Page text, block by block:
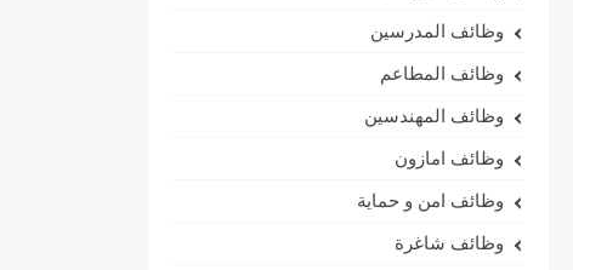
وظائف المدرسين
وظائف المطاعم
وظائف المهندسين
وظائف امازون
وظائف امن و حماية
وظائف شاغرة